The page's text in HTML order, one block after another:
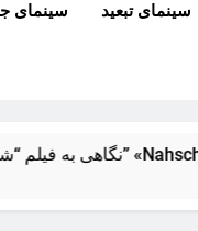
سینمای تبعید سینمای